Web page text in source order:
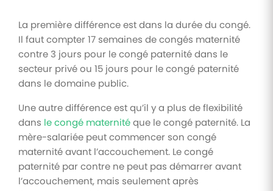
La première différence est dans la durée du congé.
Il faut compter 17 semaines de congés maternité
contre 3 jours pour le congé paternité dans le
secteur privé ou 15 jours pour le congé paternité
dans le domaine public.
Une autre différence est qu’il y a plus de flexibilité
dans le congé maternitéque le congé paternité. La
mère-salariée peut commencer son congé
maternité avant l’accouchement. Le congé
paternité par contre ne peut pas démarrer avant
l’accouchement, mais seulement après